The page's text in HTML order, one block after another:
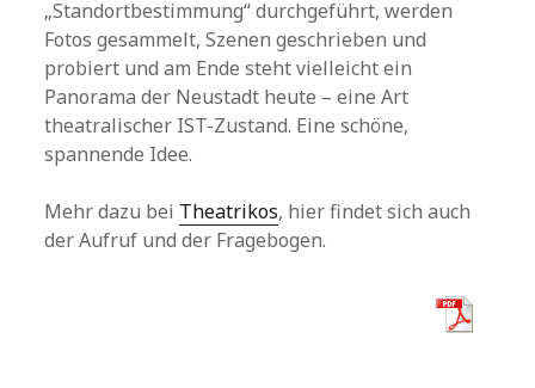
„Standortbestimmung“ durchgeführt, werden
Fotos gesammelt, Szenen geschrieben und
probiert und am Ende steht vielleicht ein
Panorama der Neustadt heute – eine Art
theatralischer IST-Zustand. Eine schöne,
spannende Idee.
Mehr dazu bei Theatrikos, hier findet sich auch
der Aufruf und der Fragebogen.